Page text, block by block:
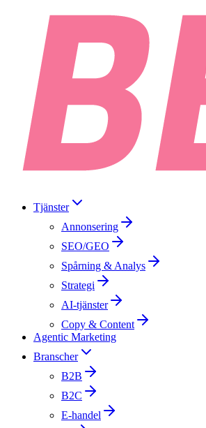
Tjänster
Annonsering
SEO/GEO
Spårning & Analys
Strategi
AI-tjänster
Copy & Content
Agentic Marketing
Branscher
B2B
B2C
E-handel